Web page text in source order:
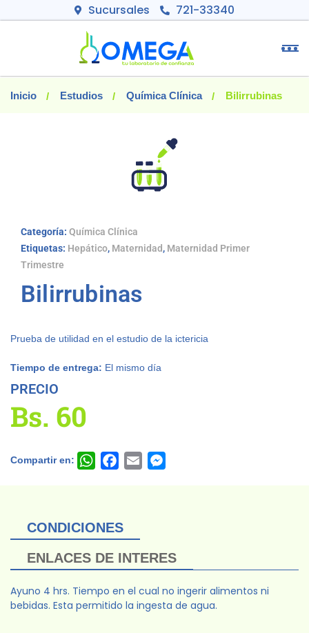
Sucursales 721-33340
Inicio Estudios Química Clínica Bilirrubinas
Categoría: Química Clínica
Etiquetas: Hepático, Maternidad , Maternidad Primer
Trimestre
Bilirrubinas
Prueba de utilidad en el estudio de la ictericia
Tiempo de entrega: El mismo día
PRECIO
Bs. 60
Compartir en: WhatsAppFacebook
Email
CONDICIONES
ENLACES DE INTERES
Ayuno 4 hrs. Tiempo en el cual no ingerir alimentos ni
bebidas. Esta permitido la ingesta de agua.